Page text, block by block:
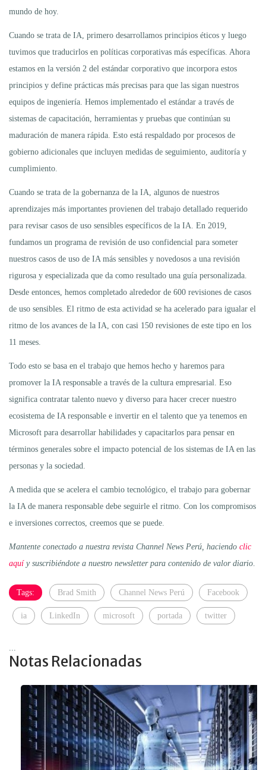
mundo de hoy.
Cuando se trata de IA, primero desarrollamos principios éticos y luego
tuvimos que traducirlos en políticas corporativas más específicas. Ahora
estamos en la versión 2 del estándar corporativo que incorpora estos
principios y define prácticas más precisas para que las sigan nuestros
equipos de ingeniería. Hemos implementado el estándar a través de
sistemas de capacitación, herramientas y pruebas que continúan su
maduración de manera rápida. Esto está respaldado por procesos de
gobierno adicionales que incluyen medidas de seguimiento, auditoría y
cumplimiento.
Cuando se trata de la gobernanza de la IA, algunos de nuestros
aprendizajes más importantes provienen del trabajo detallado requerido
para revisar casos de uso sensibles específicos de la IA. En 2019,
fundamos un programa de revisión de uso confidencial para someter
nuestros casos de uso de IA más sensibles y novedosos a una revisión
rigurosa y especializada que da como resultado una guía personalizada.
Desde entonces, hemos completado alrededor de 600 revisiones de casos
de uso sensibles. El ritmo de esta actividad se ha acelerado para igualar el
ritmo de los avances de la IA, con casi 150 revisiones de este tipo en los
11 meses.
Todo esto se basa en el trabajo que hemos hecho y haremos para
promover la IA responsable a través de la cultura empresarial. Eso
significa contratar talento nuevo y diverso para hacer crecer nuestro
ecosistema de IA responsable e invertir en el talento que ya tenemos en
Microsoft para desarrollar habilidades y capacitarlos para pensar en
términos generales sobre el impacto potencial de los sistemas de IA en las
personas y la sociedad.
A medida que se acelera el cambio tecnológico, el trabajo para gobernar
la IA de manera responsable debe seguirle el ritmo. Con los compromisos
e inversiones correctos, creemos que se puede.
Mantente conectado a nuestra revista Channel News Perú, haciendo clic
aquíy suscribiéndote a nuestro newsletter para contenido de valor diario
Tags: Brad Smith Channel News Perú Facebook
ia LinkedIn microsoft portada twitter
Notas Relacionadas